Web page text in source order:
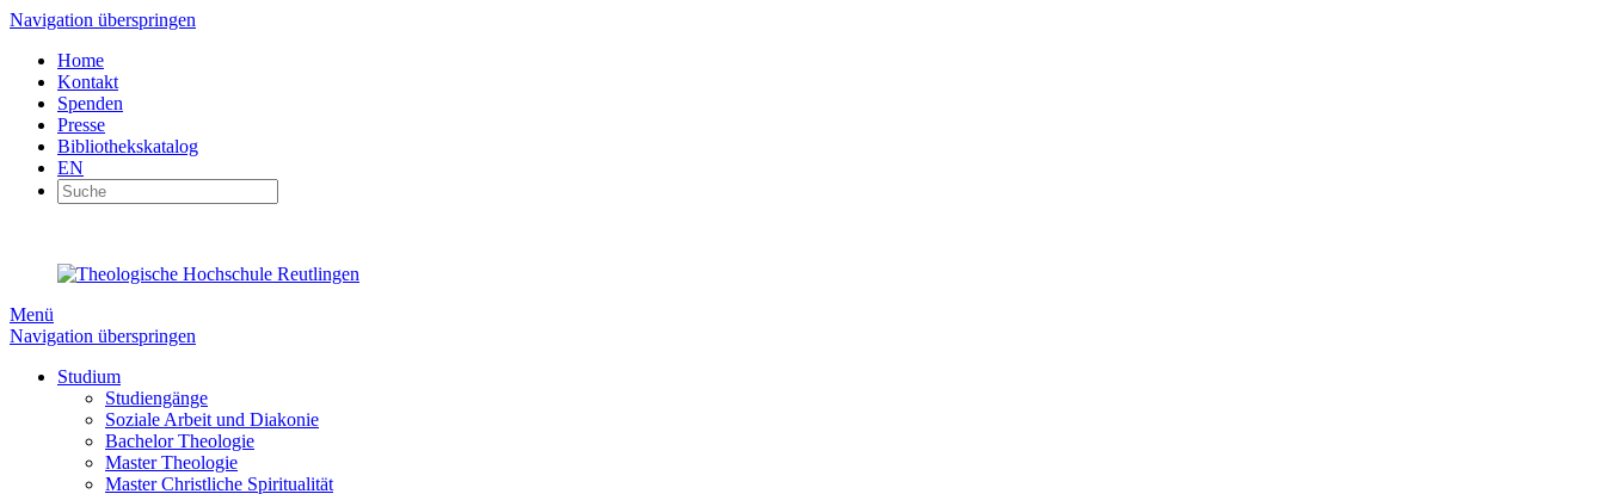
Navigation überspringen
Home
Kontakt
Spenden
Presse
Bibliothekskatalog
EN
Menü
Navigation überspringen
Studium
Studiengänge
Soziale Arbeit und Diakonie
Bachelor Theologie
Master Theologie
Master Christliche Spiritualität